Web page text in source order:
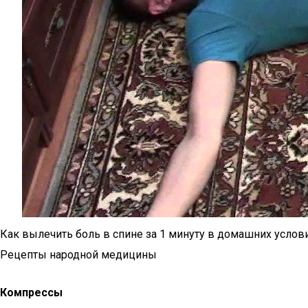
Как вылечить боль в спине за 1 минуту в домашних
Рецепты народной медицины
Компрессы